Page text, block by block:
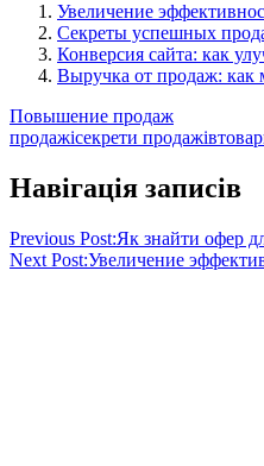
Увеличение
Секреты успешных
Конверсия сайта: как
Выручка от продаж: как
Повышение продаж
продажісекрети продажів
Навігація записів
Previous Post:Як знайти офер
Next Post:Увеличение